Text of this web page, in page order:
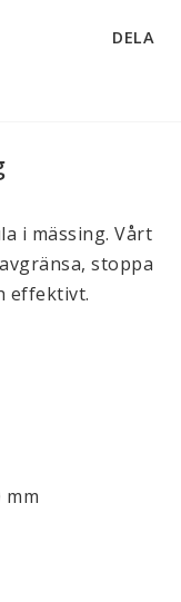
DELA
i mässing. Vårt
stoppa
effektivt.
mm